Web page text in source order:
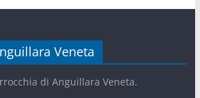
Veneta
di Anguillara Veneta.